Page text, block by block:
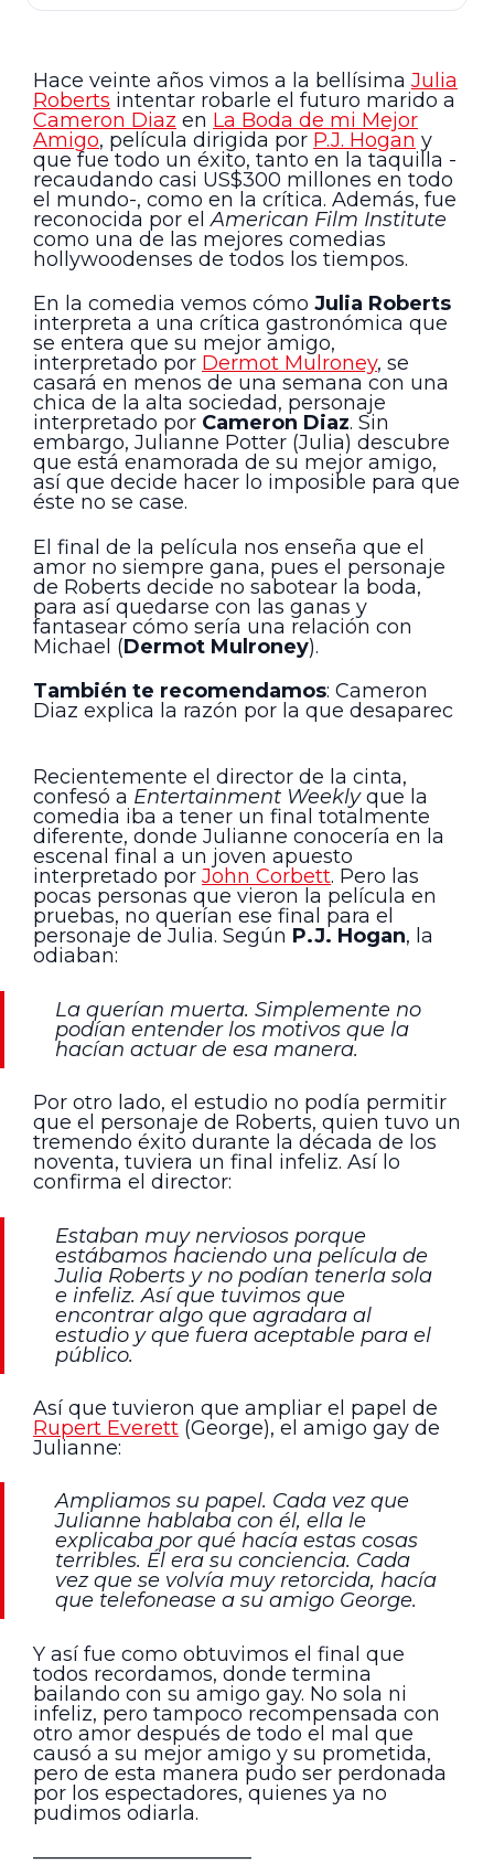
Hace veinte años vimos a la bellísima Julia
Roberts intentar robarle el futuro marido a
Cameron Diaz en La Boda de mi Mejor
Amigo, película dirigida por P.J. Hogan y
que fue todo un éxito, tanto en la taquilla -
recaudando casi US$300 millones en todo
el mundo-, como en la crítica. Además, fue
reconocida por elAmerican Film Institute
como una de las mejores comedias
hollywoodenses de todos los tiempos.
En la comedia vemos cómo Julia Roberts
interpreta a una crítica gastronómica que
se entera que su mejor amigo,
interpretado por Dermot Mulroney, se
casará en menos de una semana con una
chica de la alta sociedad, personaje
interpretado por Cameron Diaz. Sin
embargo, Julianne Potter (Julia) descubre
que está enamorada de su mejor amigo,
así que decide hacer lo imposible para que
éste no se case.
El final de la película nos enseña que el
amor no siempre gana, pues el personaje
de Roberts decide no sabotear la boda,
para así quedarse con las ganas y
fantasear cómo sería una relación con
Michael (Dermot Mulroney).
También te recomendamos: Cameron
Diaz explica la razón por la que desaparec
Recientemente el director de la cinta,
confesó a Entertainment Weeklyque la
comedia iba a tener un final totalmente
diferente, donde Julianne conocería en la
escenal final a un joven apuesto
interpretado por John Corbett. Pero las
pocas personas que vieron la película en
pruebas, no querían ese final para el
personaje de Julia. Según P.J. Hogan, la
odiaban:
La querían muerta. Simplemente no
podían entender los motivos que la
hacían actuar de esa manera.
Por otro lado, el estudio no podía permitir
que el personaje de Roberts, quien tuvo un
tremendo éxito durante la década de los
noventa, tuviera un final infeliz. Así lo
confirma el director:
Estaban muy nerviosos porque
estábamos haciendo una película de
Julia Roberts y no podían tenerla sola
e infeliz. Así que tuvimos que
encontrar algo que agradara al
estudio y que fuera aceptable para el
público.
Así que tuvieron que ampliar el papel de
Rupert Everett (George), el amigo gay de
Julianne:
Ampliamos su papel. Cada vez que
Julianne hablaba con él, ella le
explicaba por qué hacía estas cosas
terribles. Él era su conciencia. Cada
vez que se volvía muy retorcida, hacía
que telefonease a su amigo George.
Y así fue como obtuvimos el final que
todos recordamos, donde termina
bailando con su amigo gay. No sola ni
infeliz, pero tampoco recompensada con
otro amor después de todo el mal que
causó a su mejor amigo y su prometida,
pero de esta manera pudo ser perdonada
por los espectadores, quienes ya no
pudimos odiarla.
———————————